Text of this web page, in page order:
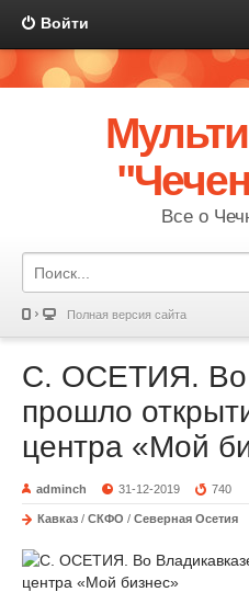
Войти
Все о
Полная версия сайта
С. ОСЕТИЯ. Во
прошло
центра «Мой
adminch 31-12-2019 740
Кавказ / СКФО / Северная Осетия